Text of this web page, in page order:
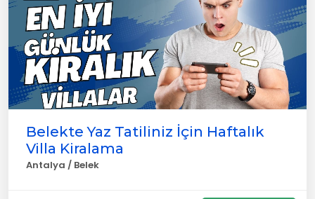
Belekte Yaz Tatiliniz İçin Haftalık
Villa Kiralama
Antalya / Belek